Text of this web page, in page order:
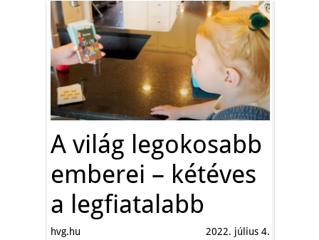
A világ legokosabb
emberei – kétéves
a legfiatalabb
hvg.hu 2022. július 4.